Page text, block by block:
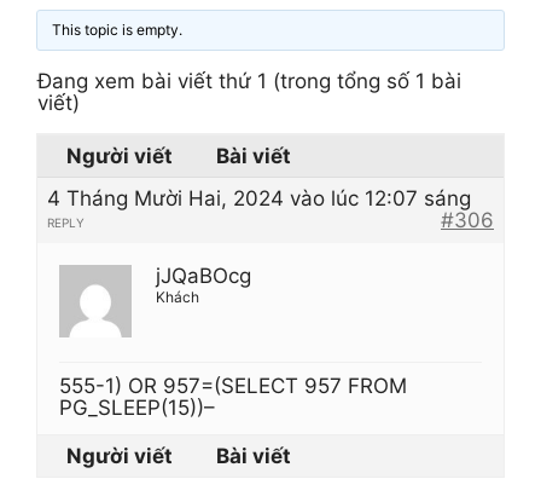
This topic is empty.
Đang xem bài viết thứ 1 (trong tổng số 1 bài
viết)
Người viết
Bài viết
4 Tháng Mười Hai, 2024 vào lúc 12:07 sáng
#306
REPLY
jJQaBOcg
Khách
555-1) OR 957=(SELECT 957 FROM
PG_SLEEP(15))–
Người viết
Bài viết